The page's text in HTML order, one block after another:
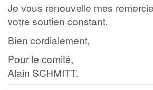
Je vous renouvelle mes
votre soutien constant.
Bien cordialement,
Pour le comité,
Alain SCHMITT.